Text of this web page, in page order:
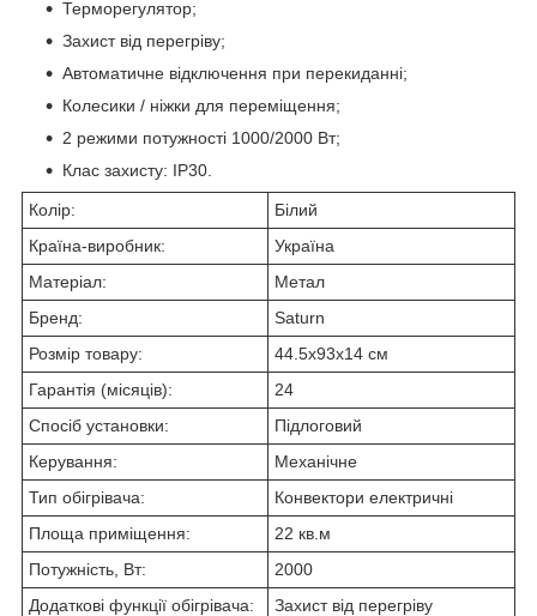
Терморегулятор;
Захист від перегріву;
Автоматичне відключення при перекиданні;
Колесики / ніжки для переміщення;
2 режими потужності 1000/2000 Вт;
Клас захисту: IP30.
Колір:
Білий
Країна-виробник:
Україна
Матеріал:
Метал
Бренд:
Saturn
Розмір товару:
44.5x93x14 см
Гарантія (місяців):
24
Спосіб установки:
Підлоговий
Керування:
Механічне
Тип обігрівача:
Конвектори електричні
Площа приміщення:
22 кв.м
Потужність, Вт:
2000
Додаткові функції обігрівача:
Захист від перегріву